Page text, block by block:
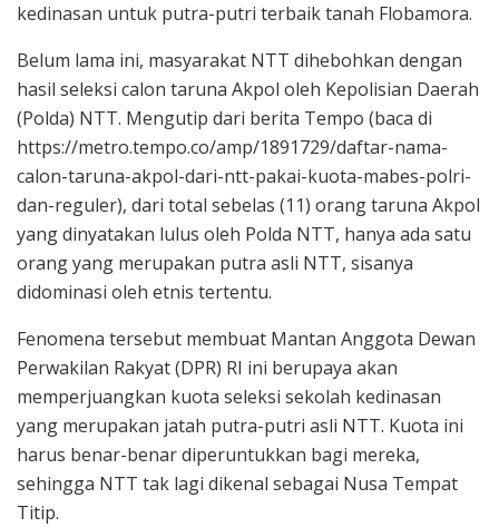
kedinasan untuk putra-putri terbaik tanah Flobamora.
Belum lama ini, masyarakat NTT dihebohkan dengan
hasil seleksi calon taruna Akpol oleh Kepolisian Daerah
(Polda) NTT. Mengutip dari berita Tempo (baca di
https://metro.tempo.co/amp/1891729/daftar-nama-
calon-taruna-akpol-dari-ntt-pakai-kuota-mabes-polri-
dan-reguler), dari total sebelas (11) orang taruna Akpol
yang dinyatakan lulus oleh Polda NTT, hanya ada satu
orang yang merupakan putra asli NTT, sisanya
didominasi oleh etnis tertentu.
Fenomena tersebut membuat Mantan Anggota Dewan
Perwakilan Rakyat (DPR) RI ini berupaya akan
memperjuangkan kuota seleksi sekolah kedinasan
yang merupakan jatah putra-putri asli NTT. Kuota ini
harus benar-benar diperuntukkan bagi mereka,
sehingga NTT tak lagi dikenal sebagai Nusa Tempat
Titip.